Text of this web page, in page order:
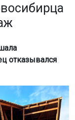
отказывался